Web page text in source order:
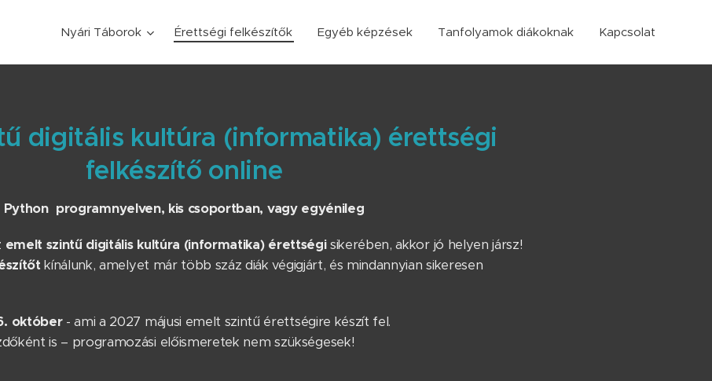
Nyári Táborok Érettségi felkészítők Egyéb képzések Tanfolyamok diákoknak Kapcsolat
digitális kultúra (informatika) érettségi
felkészítő online
Python programnyelven, kis csoportban, vagy egyénileg
emelt szintű digitális kultúra (informatika) érettségisikerében, akkor jó helyen jársz!
kínálunk, amelyet már több száz diák végigjárt, és mindannyian sikeresen
október - ami a 2027 májusi emelt szintű érettségire készít fel.
is – programozási előismeretek nem szükségesek!